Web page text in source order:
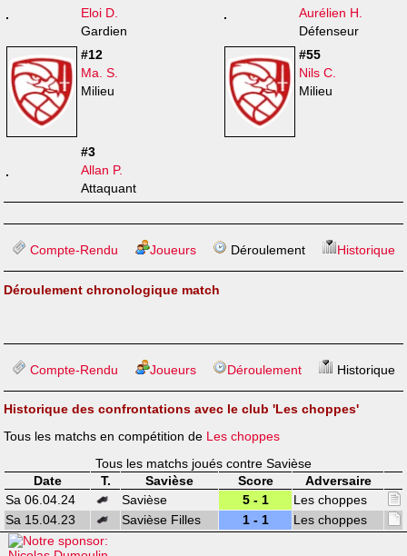
Eloi D.
Gardien
Aurélien H.
Défenseur
#12
Ma. S.
Milieu
#55
Nils C.
Milieu
#3
Allan P.
Attaquant
Compte-Rendu Joueurs Déroulement Historique
Déroulement chronologique match
Compte-Rendu Joueurs Déroulement Historique
Historique des confrontations avec le club 'Les choppes'
Tous les matchs en compétition de Les choppes
Tous les matchs joués contre Savièse
Date
T. Savièse Score
Adversaire
Sa 06.04.24
Savièse 5 - 1
Les choppes
Sa 15.04.23
Savièse Filles 1 - 1 Les choppes